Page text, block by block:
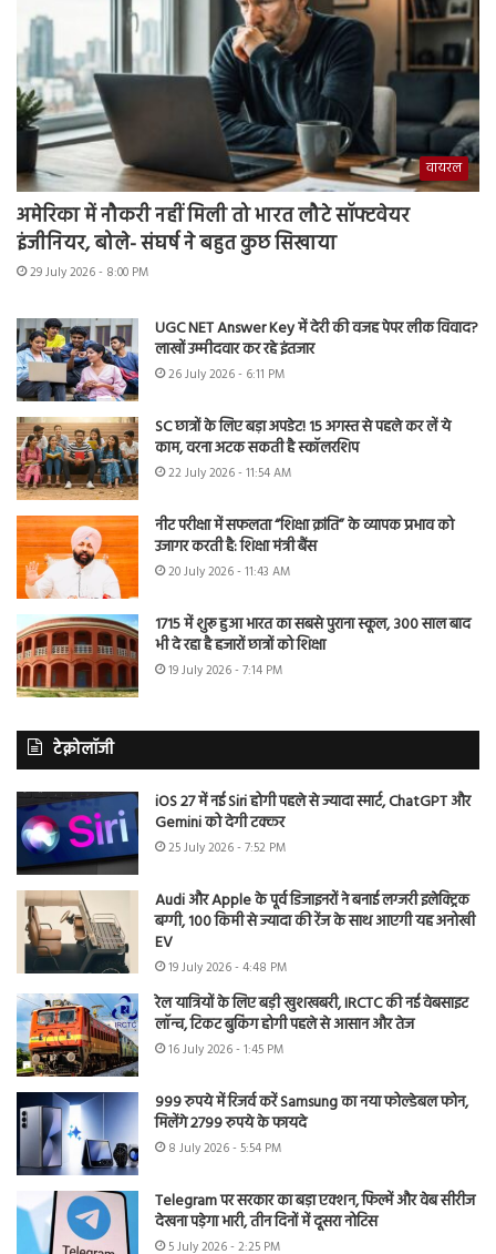
वायरल
अमेरिका में नौकरी नहीं मिली तो भारत लौटे सॉफ्टवेयर
इंजीनियर, बोले- संघर्ष ने बहुत कुछ सिखाया
29 July 2026 - 8:00 PM
UGC NET Answer Key में देरी की वजह पेपर लीक विवाद?
लाखों उम्मीदवार कर रहे इंतजार
26 July 2026 - 6:11 PM
SC छात्रों के लिए बड़ा अपडेट! 15 अगस्त से पहले कर लें ये
काम, वरना अटक सकती है स्कॉलरशिप
22 July 2026 - 11:54 AM
नीट परीक्षा में सफलता “शिक्षा क्रांति” के व्यापक प्रभाव को
उजागर करती है: शिक्षा मंत्री बैंस
20 July 2026 - 11:43 AM
1715 में शुरू हुआ भारत का सबसे पुराना स्कूल, 300 साल बाद
भी दे रहा है हजारों छात्रों को शिक्षा
19 July 2026 - 7:14 PM
टेक्नोलॉजी
iOS 27 में नई Siri होगी पहले से ज्यादा स्मार्ट, ChatGPT और
Gemini को देगी टक्कर
25 July 2026 - 7:52 PM
Audi और Apple के पूर्व डिजाइनरों ने बनाई लग्जरी इलेक्ट्रिक
बग्गी, 100 किमी से ज्यादा की रेंज के साथ आएगी यह अनोखी
EV
19 July 2026 - 4:48 PM
रेल यात्रियों के लिए बड़ी खुशखबरी, IRCTC की नई वेबसाइट
लॉन्च, टिकट बुकिंग होगी पहले से आसान और तेज
16 July 2026 - 1:45 PM
999 रुपये में रिजर्व करें Samsung का नया फोल्डेबल फोन,
मिलेंगे 2799 रुपये के फायदे
8 July 2026 - 5:54 PM
Telegram पर सरकार का बड़ा एक्शन, फिल्में और वेब सीरीज
देखना पड़ेगा भारी, तीन दिनों में दूसरा नोटिस
5 July 2026 - 2:25 PM